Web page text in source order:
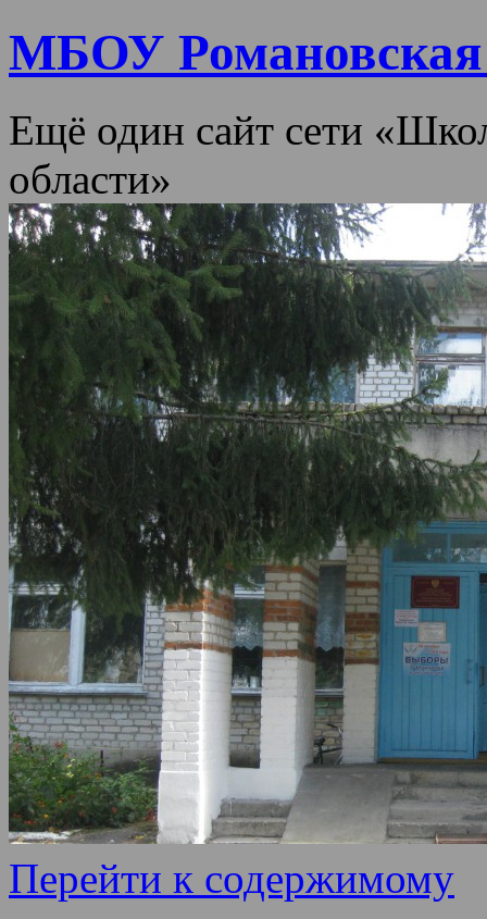
МБОУ
Ещё один сайт сети
области»
Перейти к содержимому